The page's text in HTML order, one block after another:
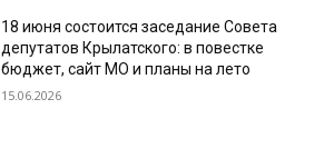
18 июня состоится заседание Совета
депутатов Крылатского: в повестке
бюджет, сайт МО и планы на лето
15.06.2026